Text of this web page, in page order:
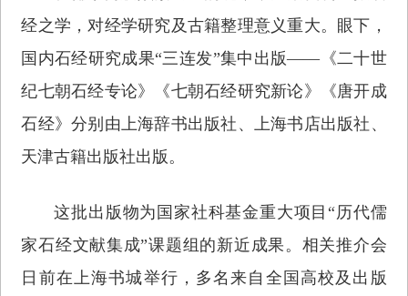
经之学，对经学研究及古籍整理意义重大。眼下，
国内石经研究成果“三连发”集中出版——《二十世
纪七朝石经专论》《七朝石经研究新论》《唐开成
石经》分别由上海辞书出版社、上海书店出版社、
天津古籍出版社出版。
这批出版物为国家社科基金重大项目“历代儒
家石经文献集成”课题组的新近成果。相关推介会
日前在上海书城举行，多名来自全国高校及出版